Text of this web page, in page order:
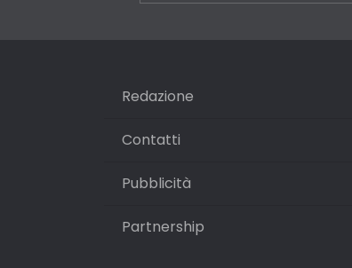
Redazione
Contatti
Pubblicità
Partnership